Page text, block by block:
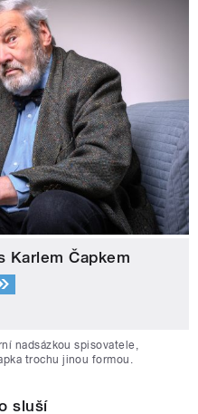
Karlem Čapkem
nadsázkou spisovatele,
trochu jinou formou.
sluší